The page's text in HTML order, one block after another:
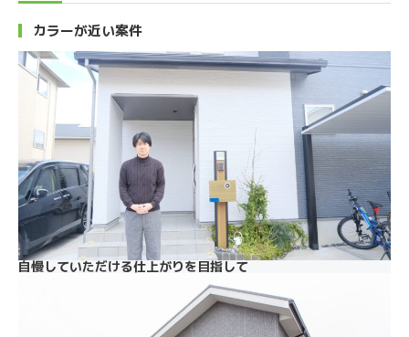
カラーが近い案件
自慢していただける仕上がりを目指して